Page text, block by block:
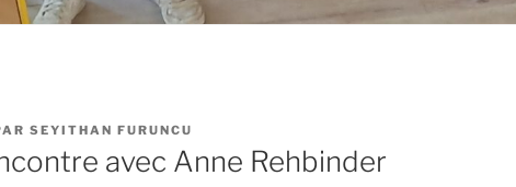
SEYITHAN FURUNCU
avec Anne Rehbinder